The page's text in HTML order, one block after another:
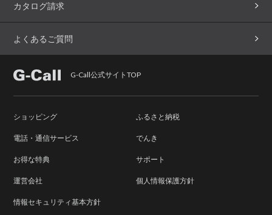
カタログ請求
よくあるご質問
G-Call公式サイトTOP
ショッピング ふるさと納税
電話・通信サービス でんき
お得な特典 サポート
運営会社 個人情報保護方針
情報セキュリティ基本方針